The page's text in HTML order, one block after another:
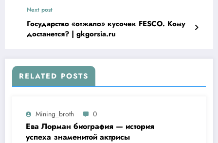
Next post
Государство «отжало» кусочек FESCO. Кому
достанется? | gkgorsia.ru
RELATED POSTS
Mining_broth 0
Ева Лорман биография — история
успеха знаменитой актрисы